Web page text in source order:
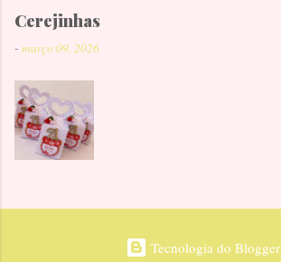
Cerejinhas
- março 09, 2026
Tecnologia do Blogger